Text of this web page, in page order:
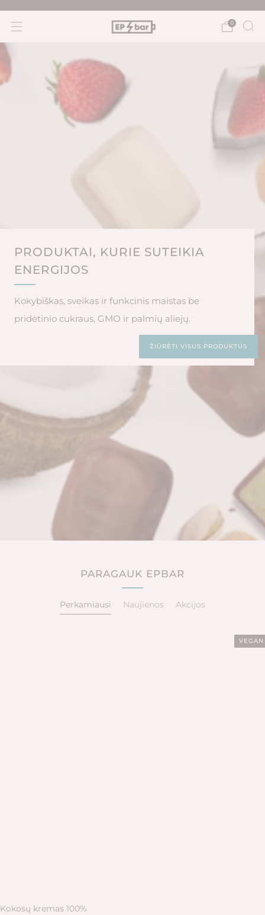
0
PRODUKTAI, KURIE SUTEIKIA
ENERGIJOS
Kokybiškas, sveikas ir funkcinis maistas be
pridėtinio cukraus, GMO ir palmių aliejų.
ŽIŪRĖTI VISUS PRODUKTUS
PARAGAUK EPBAR
Perkamiausi Naujienos Akcijos
VEGAN
Kokosų kremas 100%